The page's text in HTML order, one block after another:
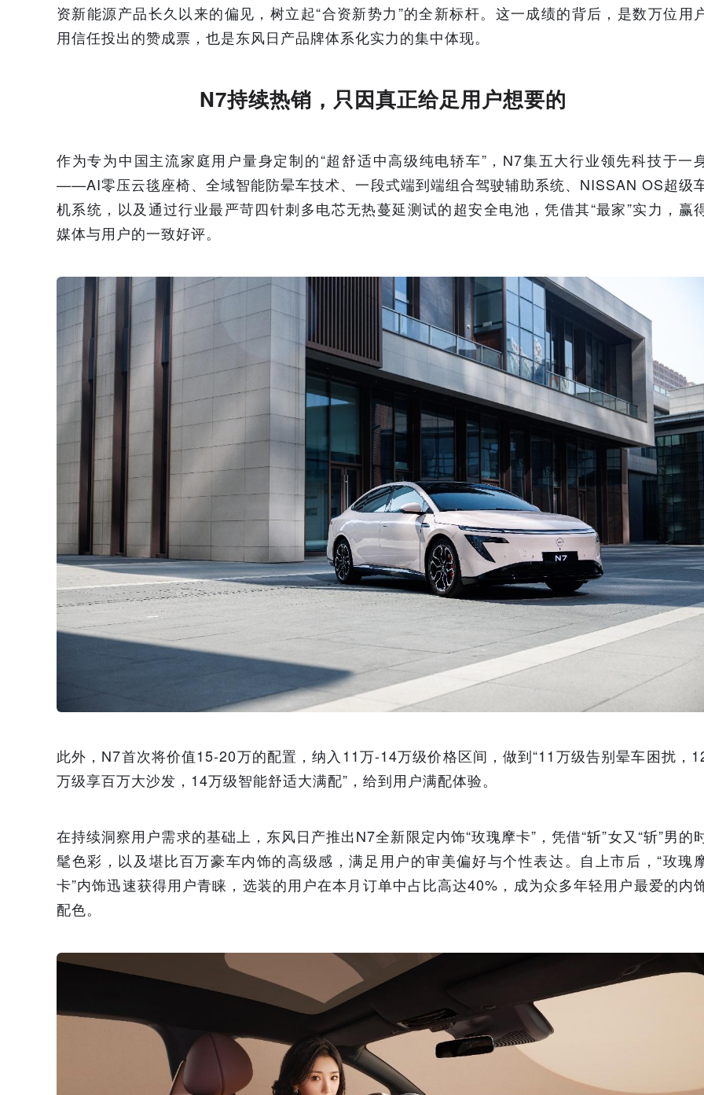
资新能源产品长久以来的偏见，树立起“合资新势力”的全新标杆。这一成绩的背后，是数万位用
用信任投出的赞成票，也是东风日产品牌体系化实力的集中体现。
N7持续热销，只因真正给足用户想要的
作为专为中国主流家庭用户量身定制的“超舒适中高级纯电轿车”，N7集五大行业领先科技于一
——AI零压云毯座椅、全域智能防晕车技术、一段式端到端组合驾驶辅助系统、NISSAN OS超级
机系统，以及通过行业最严苛四针刺多电芯无热蔓延测试的超安全电池，凭借其“最家”实力，赢
媒体与用户的一致好评。
此外，N7首次将价值15-20万的配置，纳入11万-14万级价格区间，做到“11万级告别晕车困扰，
万级享百万大沙发，14万级智能舒适大满配”，给到用户满配体验。
在持续洞察用户需求的基础上，东风日产推出N7全新限定内饰“玫瑰摩卡”，凭借“斩”女又“斩”男的
髦色彩，以及堪比百万豪车内饰的高级感，满足用户的审美偏好与个性表达。自上市后，“玫瑰
卡”内饰迅速获得用户青睐，选装的用户在本月订单中占比高达40%，成为众多年轻用户最爱的内
配色。